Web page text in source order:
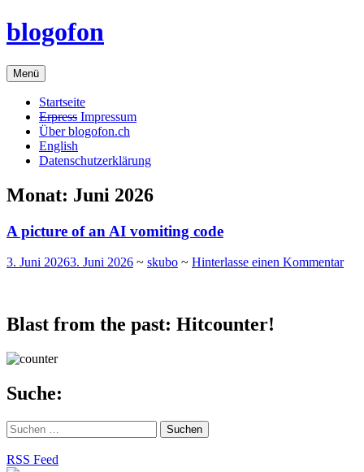
Zum
Inhalt
blogofon
Menü
Startseite
Erpress Impressum
Über blogofon.ch
English
Datenschutzerklärung
Monat: Juni 2026
A picture of an AI vomiting code
3. Juni 20263. Juni 2026 ~ skubo ~ Hinterlasse einen Kommentar
Blast from the past: Hitcounter!
Suche:
Suchen
nach:
RSS Feed